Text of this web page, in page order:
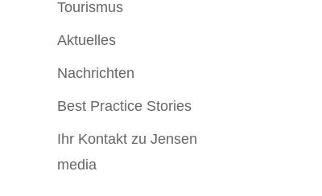
Tourismus
Aktuelles
Nachrichten
Best Practice Stories
Ihr Kontakt zu Jensen
media